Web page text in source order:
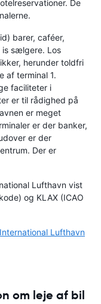
De
barer, caféer,
is sælgere. Los
herunder toldfri
af terminal 1.
faciliteter i
er til rådighed på
er meget
er der banker,
er der
Der er
Lufthavn vist
og KLAX (ICAO
Lufthavn
om leje af bil